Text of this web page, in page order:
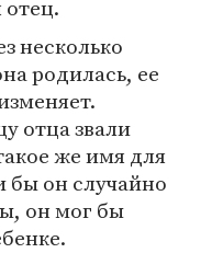
несколько
родилась, ее
отца звали
же имя для
бы он случайно
он мог бы